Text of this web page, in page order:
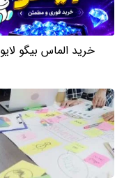
خرید الماس بیگو لایو